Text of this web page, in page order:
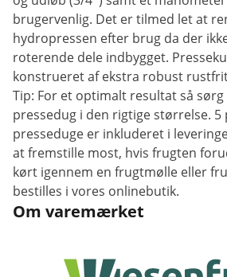
brugervenlig. Det er tilmed let at
hydropressen efter brug da der
roterende dele indbygget.
konstrueret af ekstra robust
Tip: For et optimalt resultat så
pressedug i den rigtige størrelse. 5
presseduge er inkluderet i
at fremstille most, hvis frugten
kørt igennem en frugtmølle eller
bestilles i vores onlinebutik.
Om varemærket